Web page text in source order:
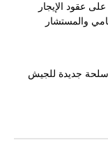
عقود الإيجار
والمستشار
جديدة للجيش